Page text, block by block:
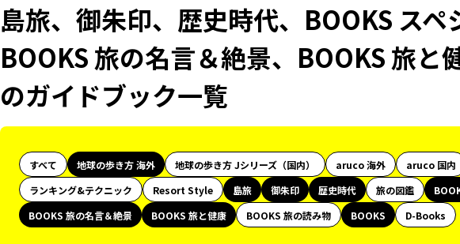
島旅、御朱印、歴史時代、BOOKS スペ
BOOKS 旅の名言＆絶景、BOOKS 旅と
のガイドブック一覧
すべて 地球の歩き方 海外 地球の歩き方 Jシリーズ（国内） aruco 海外 aruco 国内
ランキング&テクニック
Resort Style 島旅 御朱印 歴史時代 旅の図鑑
BOOKS 旅の名言＆絶景
BOOKS 旅と健康 BOOKS 旅の読み物 BOOKS
D-Books